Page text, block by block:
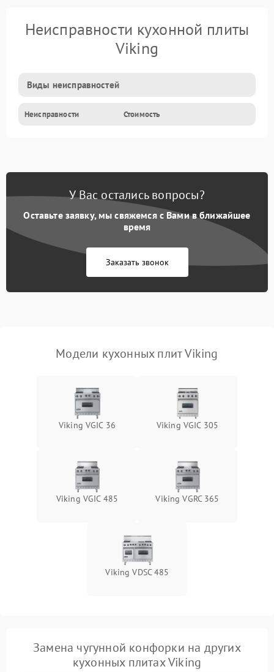
Неисправности кухонной плиты
Viking
Виды неисправностей
Неисправности Стоимость
У Вас остались вопросы?
Оставьте заявку, мы свяжемся с Вами в ближайшее
время
Заказать звонок
Модели кухонных плит Viking
Viking VGIC 36 Viking VGIC 305
Viking VGIC 485 Viking VGRC 365
Viking VDSC 485
Замена чугунной конфорки на других
кухонных плитах Viking